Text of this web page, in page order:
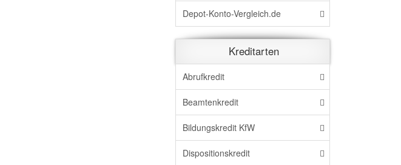
Depot-Konto-Vergleich.de
Kreditarten
Abrufkredit
Beamtenkredit
Bildungskredit KfW
Dispositionskredit